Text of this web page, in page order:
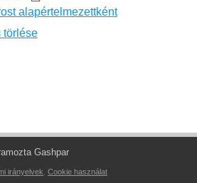
alapértelmezettként
törlése
Gashpar
irányelvek Cookie használat